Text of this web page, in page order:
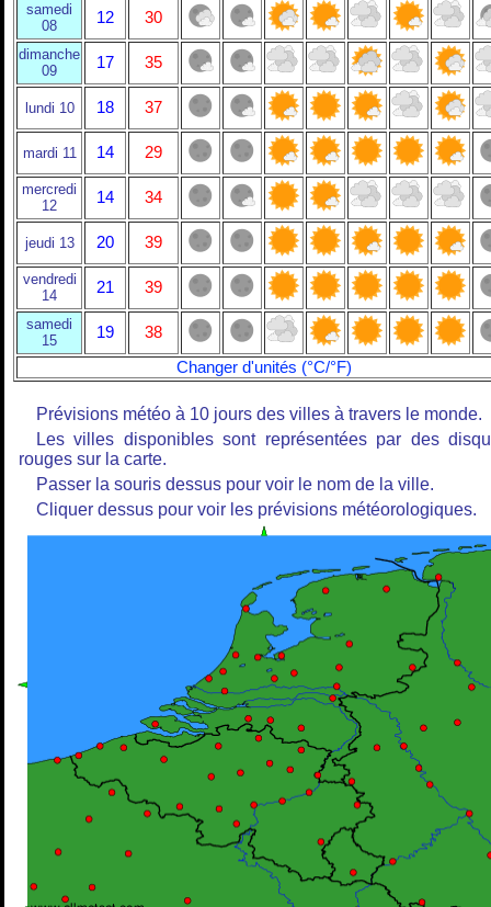
samedi
08
12 30
dimanche
09
17 35
lundi 10 18 37
mardi 11 14 29
mercredi
12
14 34
jeudi 13 20 39
vendredi
14
21 39
samedi
15
19
38
Changer d'unités (°C/°F)
Prévisions météo à 10 jours des villes à travers le monde.
Les villes disponibles sont représentées par des
rouges sur la carte.
Passer la souris dessus pour voir le nom de la ville.
Cliquer dessus pour voir les prévisions météorologiques.